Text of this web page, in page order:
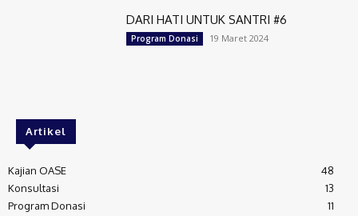
DARI HATI UNTUK SANTRI #6
Program Donasi 19 Maret 2024
Artikel
Kajian OASE
48
Konsultasi
13
Program Donasi
11